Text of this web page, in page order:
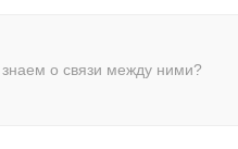
о связи между ними?